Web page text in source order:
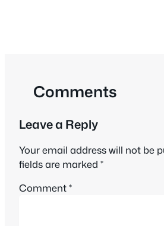
Comments
Leave a Reply
Your email address will not be
fields are marked *
Comment*